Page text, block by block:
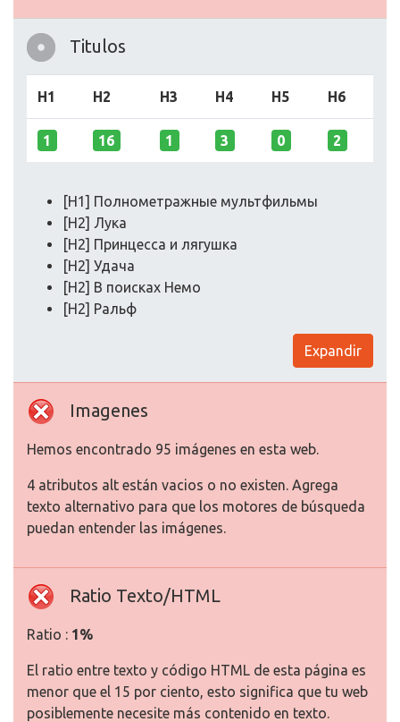
Titulos
H1 H2 H3 H4 H5 H6
1 16 1 3 0 2
[H1] Полнометражные мультфильмы
[H2] Лука
[H2] Принцесса и лягушка
[H2] Удача
[H2] В поисках Немо
[H2] Ральф
Expandir
Imagenes
Hemos encontrado 95 imágenes en esta web.
4 atributos alt están vacios o no existen. Agrega
texto alternativo para que los motores de búsqueda
puedan entender las imágenes.
Ratio Texto/HTML
Ratio : 1%
El ratio entre texto y código HTML de esta página es
menor que el 15 por ciento, esto significa que tu web
posiblemente necesite más contenido en texto.